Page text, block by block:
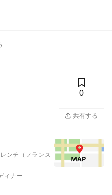
0
共有する
ンチ（フランス
ィナー